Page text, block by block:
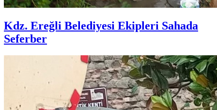
Kdz. Ereğli Belediyesi Ekipleri Sahada
Seferber